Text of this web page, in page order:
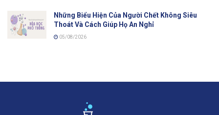
Những Biểu Hiện Của Người Chết Không Siêu
Thoát Và Cách Giúp Họ An Nghỉ
05/08/2026